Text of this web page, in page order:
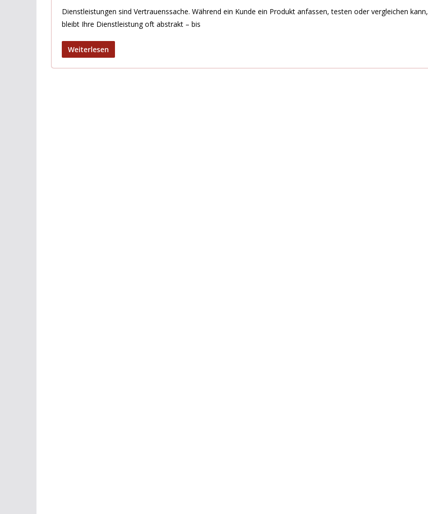
Dienstleistungen sind Vertrauenssache. Während ein Kunde ein Produkt anfassen, testen oder vergleichen kann,
bleibt Ihre Dienstleistung oft abstrakt – bis
Weiterlesen